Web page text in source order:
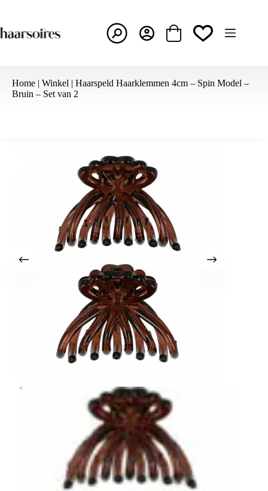
de
inhoud
Winkelwagen
Home | Winkel | Haarspeld Haarklemmen 4cm – Spin Model –
Bruin – Set van 2